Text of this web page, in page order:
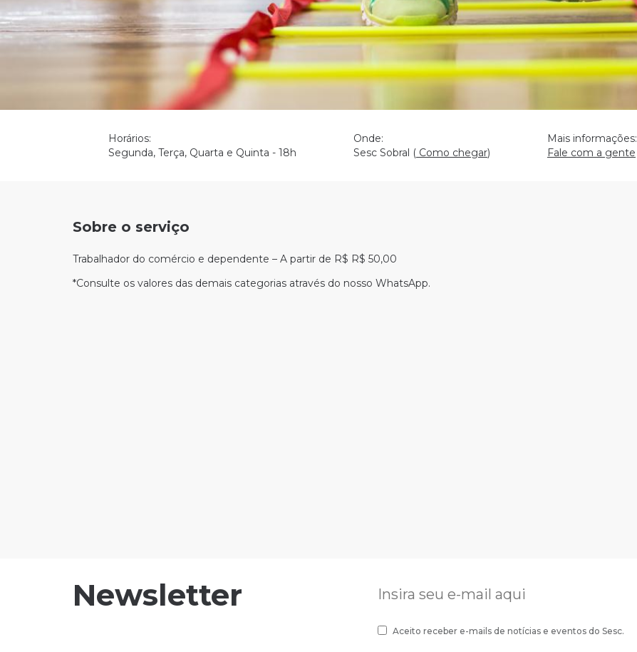
Horários:
Segunda, Terça, Quarta e Quinta - 18h
Onde:
Sesc Sobral ( Como chegar)
Mais informações:
Fale com a gente
Sobre o serviço
Trabalhador do comércio e dependente – A partir de R$ R$ 50,00
*Consulte os valores das demais categorias através do nosso WhatsApp.
Newsletter
Aceito receber e-mails de notícias e eventos do Sesc.